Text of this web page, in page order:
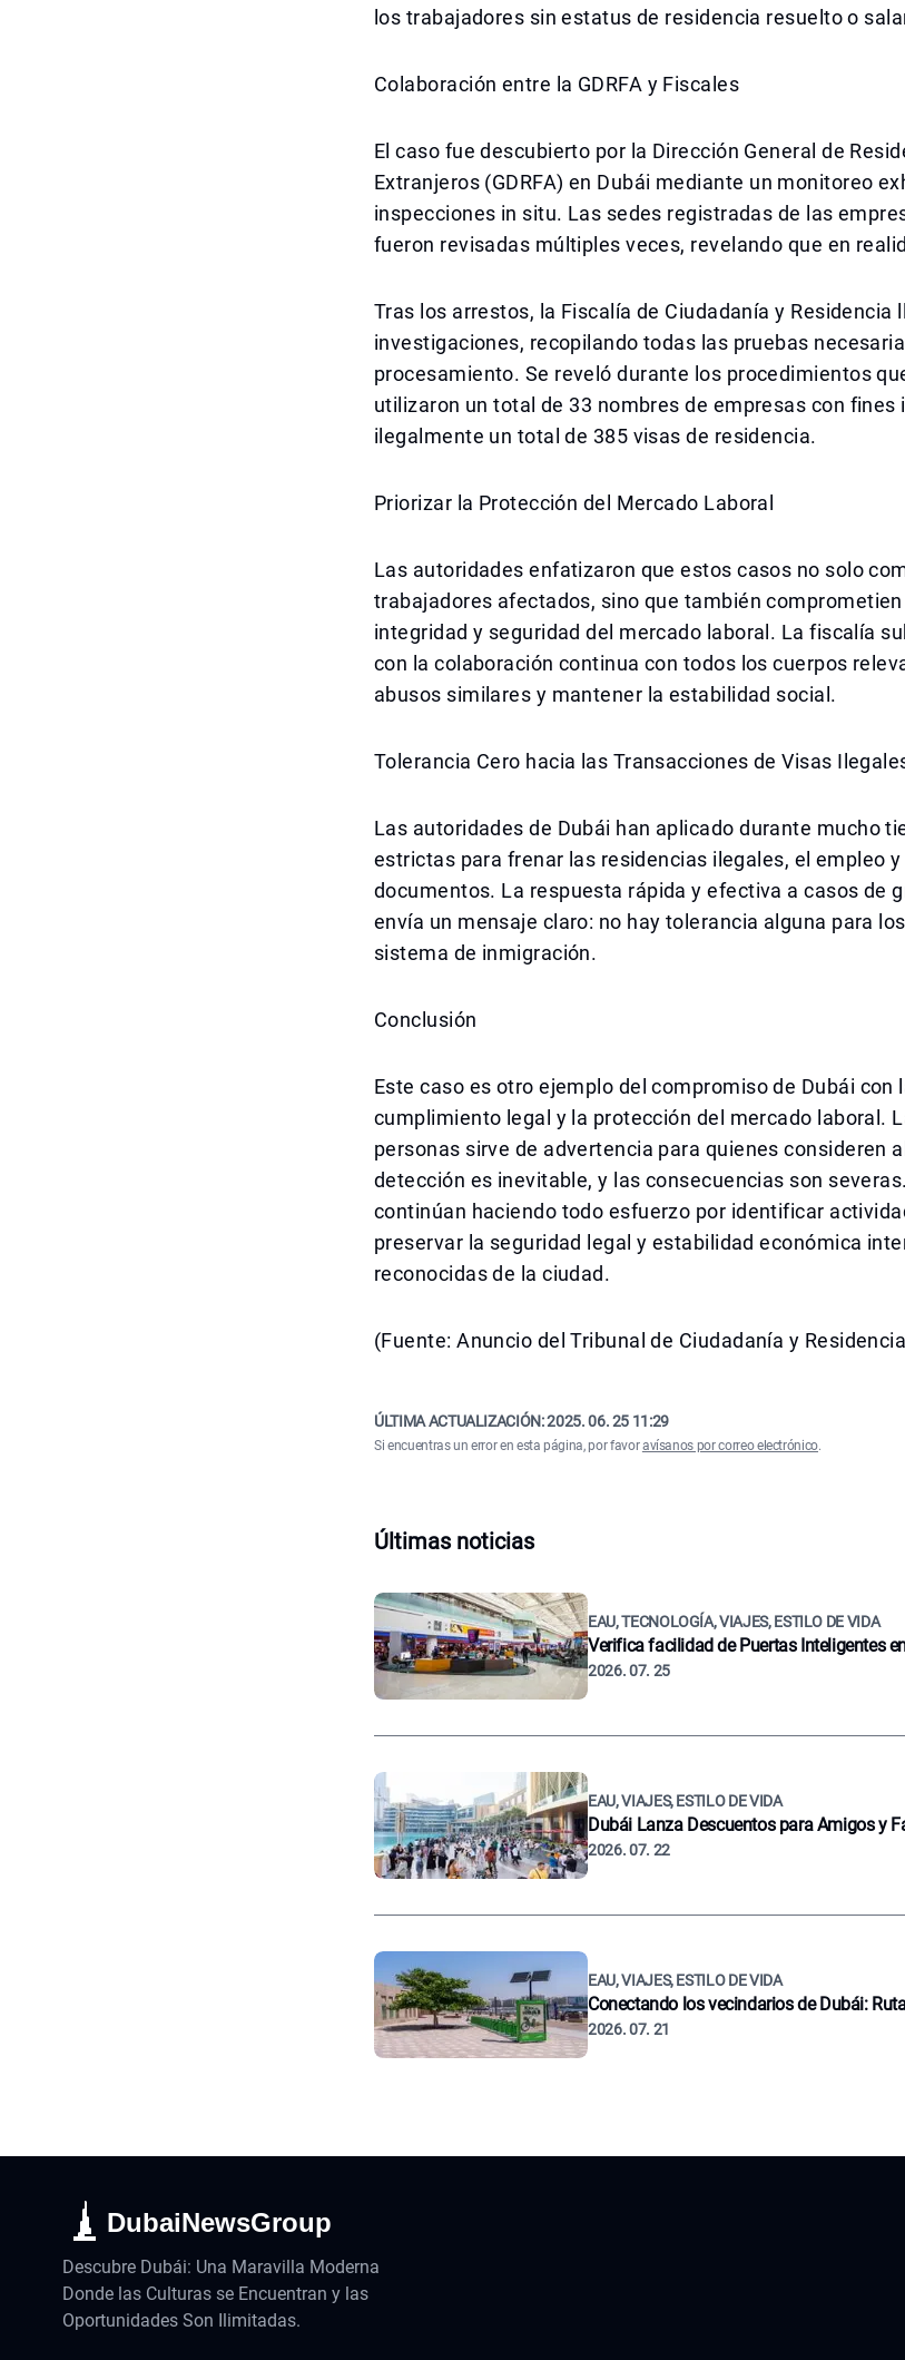
los trabajadores sin estatus de residencia resuelto o
Colaboración entre la GDRFA y Fiscales
El caso fue descubierto por la Dirección General de
Extranjeros (GDRFA) en Dubái mediante un monitoreo
inspecciones in situ. Las sedes registradas de las
fueron revisadas múltiples veces, revelando que en
Tras los arrestos, la Fiscalía de Ciudadanía y Residencia
investigaciones, recopilando todas las pruebas
procesamiento. Se reveló durante los procedimientos
utilizaron un total de 33 nombres de empresas con fines
ilegalmente un total de 385 visas de residencia.
Priorizar la Protección del Mercado Laboral
Las autoridades enfatizaron que estos casos no solo
trabajadores afectados, sino que también
integridad y seguridad del mercado laboral. La fiscalía
con la colaboración continua con todos los cuerpos
abusos similares y mantener la estabilidad social.
Tolerancia Cero hacia las Transacciones de Visas
Las autoridades de Dubái han aplicado durante mucho
estrictas para frenar las residencias ilegales, el empleo
documentos. La respuesta rápida y efectiva a casos de
envía un mensaje claro: no hay tolerancia alguna para
sistema de inmigración.
Conclusión
Este caso es otro ejemplo del compromiso de Dubái con
cumplimiento legal y la protección del mercado laboral.
personas sirve de advertencia para quienes consideren
detección es inevitable, y las consecuencias son
continúan haciendo todo esfuerzo por identificar
preservar la seguridad legal y estabilidad económica
reconocidas de la ciudad.
(Fuente: Anuncio del Tribunal de Ciudadanía y
ÚLTIMA ACTUALIZACIÓN:2025. 06. 25 11:29
Si encuentras un error en esta página, por favoravísanos por correo electrónico.
Últimas noticias
EAU, TECNOLOGÍA, VIAJES, ESTILO DE VIDA
Verifica facilidad de Puertas Inteligentes
2026. 07. 25
EAU, VIAJES, ESTILO DE VIDA
Dubái Lanza Descuentos para Amigos y
2026. 07. 22
EAU, VIAJES, ESTILO DE VIDA
Conectando los vecindarios de Dubái:
2026. 07. 21
DubaiNewsGroup
Descubre Dubái: Una Maravilla Moderna
Donde las Culturas se Encuentran y las
Oportunidades Son Ilimitadas.